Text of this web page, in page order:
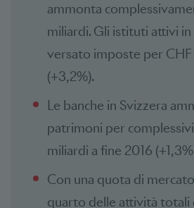
ammonta
miliardi. Gli istituti attivi in
versato imposte per
(+3,2%).
Le banche in Svizzera
patrimoni per
miliardi a fine 2016
Con una quota di
quarto delle attività totali